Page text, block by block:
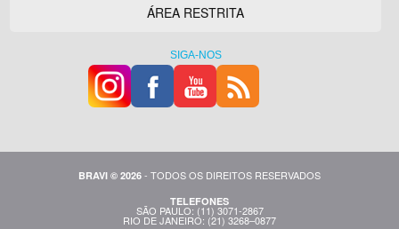
ÁREA RESTRITA
SIGA-NOS
BRAVI © 2026 - TODOS OS DIREITOS RESERVADOS
TELEFONES
SÃO PAULO: (11) 3071-2867
RIO DE JANEIRO: (21) 3268–0877